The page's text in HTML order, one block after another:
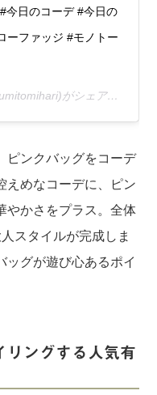
今日のコーデ #今日の
ーファッジ #モノトー
がシェアした投稿 –
ピンクバッグをコーデ
えめなコーデに、ピン
やかさをプラス。全体
スタイルが完成しま
ッグが遊び心あるポイ
リングする人気有